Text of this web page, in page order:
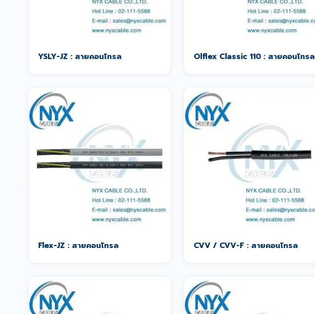
YSLY-JZ : สายคอนโทรล Olflex Classic 110 : สายคอนโทรล
Flex-JZ : สายคอนโทรล CVV / CVV-F : สายคอนโทรล